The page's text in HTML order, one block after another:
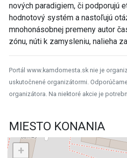
nových paradigiem, či podporujú
hodnotový systém a nastoľujú
mnohonásobnej premeny autor
zónu, núti k zamysleniu, nalieha
Portál www.kamdomesta.sk nie je
uskutočnené organizátormi.
organizátora. Na niektoré akcie je
MIESTO KONANIA
+